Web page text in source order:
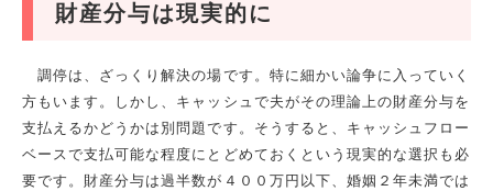
財産分与は現実的に
調停は、ざっくり解決の場です。特に細かい論争に入っていく
方もいます。しかし、キャッシュで夫がその理論上の財産分与を
支払えるかどうかは別問題です。そうすると、キャッシュフロー
ベースで支払可能な程度にとどめておくという現実的な選択も必
要です。財産分与は過半数が４００万円以下、婚姻２年未満では